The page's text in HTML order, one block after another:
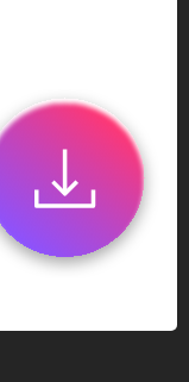
и
в чате